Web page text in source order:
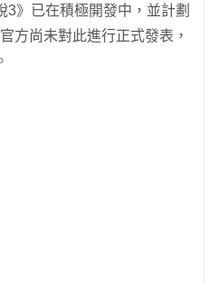
3》已在積極開發中，並計劃
方尚未對此進行正式發表，